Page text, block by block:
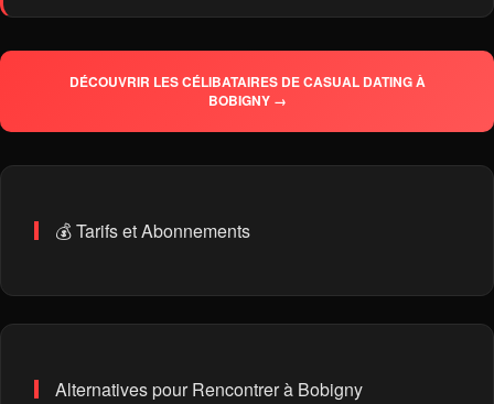
DÉCOUVRIR LES CÉLIBATAIRES DE CASUAL DATING À
BOBIGNY →
💰 Tarifs et Abonnements
Alternatives pour Rencontrer à Bobigny